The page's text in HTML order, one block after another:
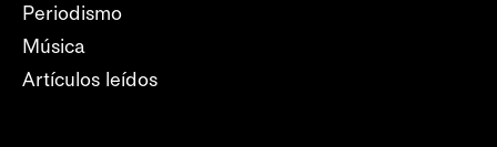
Periodismo
Música
Artículos leídos